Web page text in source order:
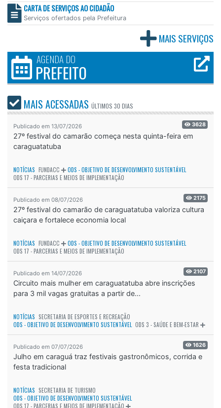
CARTA DE SERVIÇOS AO CIDADÃO
Serviços ofertados pela Prefeitura
MAIS SERVIÇOS
AGENDA DO
PREFEITO
MAIS ACESSADAS ÚLTIMOS 30 DIAS
Publicado em 13/07/2026 3628
27º festival do camarão começa nesta quinta-feira em
caraguatatuba
NOTÍCIAS FUNDACC
ODS - OBJETIVO DE DESENVOLVIMENTO SUSTENTÁVEL
ODS 17 - PARCERIAS E MEIOS DE IMPLEMENTAÇÃO
Publicado em 08/07/2026 2175
27º festival do camarão de caraguatatuba valoriza cultura
caiçara e fortalece economia local
NOTÍCIAS FUNDACC
ODS - OBJETIVO DE DESENVOLVIMENTO SUSTENTÁVEL
ODS 17 - PARCERIAS E MEIOS DE IMPLEMENTAÇÃO
Publicado em 14/07/2026 2107
Circuito mais mulher em caraguatatuba abre inscrições
para 3 mil vagas gratuitas a partir de...
NOTÍCIAS SECRETARIA DE ESPORTES E RECREAÇÃO
ODS - OBJETIVO DE DESENVOLVIMENTO SUSTENTÁVEL ODS 3 - SAÚDE E BEM-ESTAR
Publicado em 07/07/2026 1626
Julho em caraguá traz festivais gastronômicos, corrida e
festa tradicional
NOTÍCIAS SECRETARIA DE TURISMO
ODS - OBJETIVO DE DESENVOLVIMENTO SUSTENTÁVEL
ODS 17 - PARCERIAS E MEIOS DE IMPLEMENTAÇÃO